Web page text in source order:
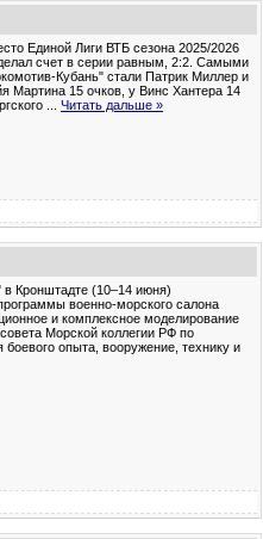
Единой Лиги ВТБ сезона 2025/2026
счет в серии равным, 2:2. Самыми
Кубань" стали Патрик Миллер и
Мартина 15 очков, у Винс Хантера 14
Читать дальше »
в Кронштадте (10–14 июня)
военно-морского салона
и комплексное моделирование
Морской коллегии РФ по
опыта, вооружение, технику и